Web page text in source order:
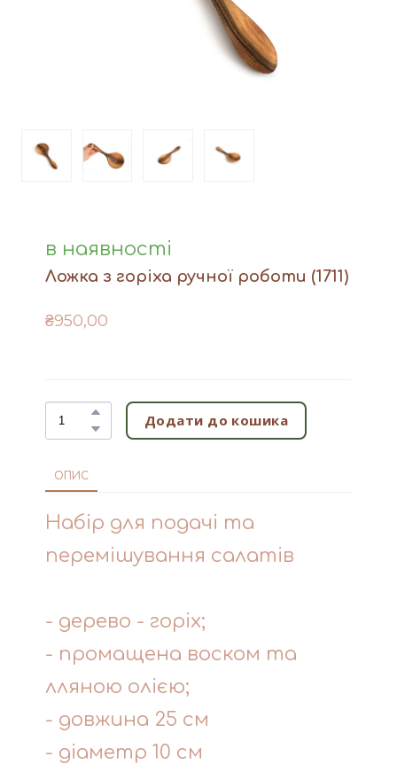
Догляд за виробами
Доставка та оплата
в наявності
Ложка з горіха ручної роботи (1711)
₴950,00
Додати до кошика
ОПИС
Набір для подачі та
перемішування салатів
- дерево - горіх;
- промащена воском та
лляною олією;
- довжина 25 см
- діаметр 10 см